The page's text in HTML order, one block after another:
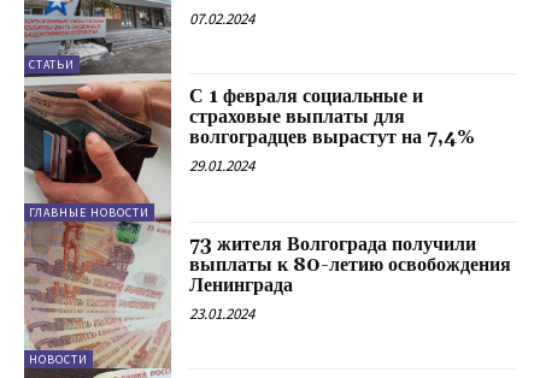
СТАТЬИ
07.02.2024
ГЛАВНЫЕ НОВОСТИ
С 1 февраля социальные и
страховые выплаты для
волгоградцев вырастут на 7,4%
29.01.2024
НОВОСТИ
73 жителя Волгограда получили
выплаты к 80-летию освобождения
Ленинграда
23.01.2024